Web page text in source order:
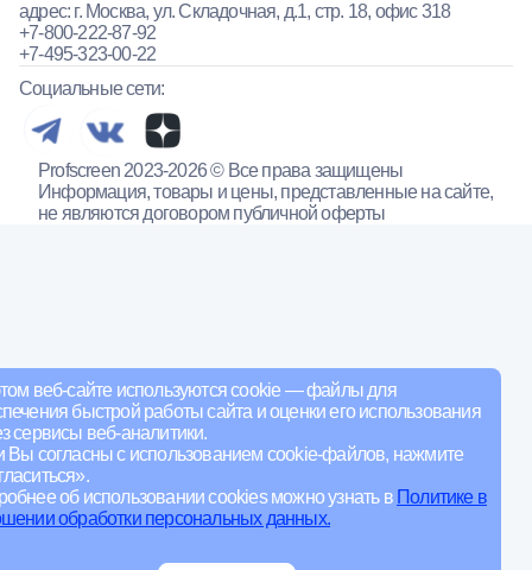
веб-сайте используются cookie — файлы для
быстрой работы сайта и оценки его использования
сервисы веб-аналитики.
Вы согласны с использованием cookie-файлов, нажмите
об использовании cookies можно узнать в Политике в
обработки персональных данных.
адрес: г. Москва, ул. Складочная, д.1, стр. 18, офис 318
+7-800-222-87-92
+7-495-323-00-22
Социальные сети:
Profscreen 2023-2026 © Все права защищены
Информация, товары и цены, представленные на сайте,
не являются договором публичной оферты